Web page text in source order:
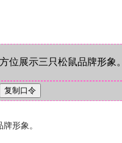
位展示三只松鼠品牌形象。
形象。